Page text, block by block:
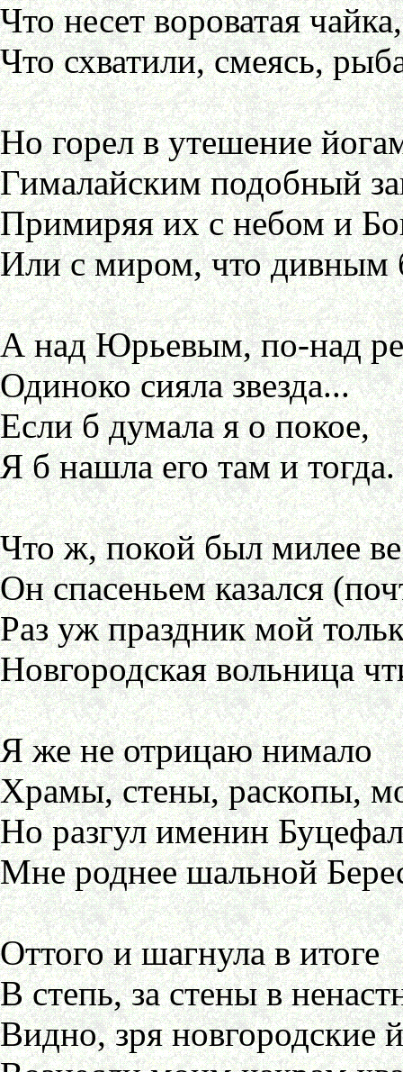
Что несет вороватая чайка,
Что схватили, смеясь,
Но горел в утешение
Гималайским подобный
Примиряя их с небом и
Или с миром, что дивным
А над Юрьевым, по-над
Одиноко сияла звезда...
Если б думала я о покое,
Я б нашла его там и тогда.
Что ж, покой был милее
Он спасеньем казался
Раз уж праздник мой
Новгородская вольница
Я же не отрицаю нимало
Храмы, стены, раскопы,
Но разгул именин
Мне роднее шальной
Оттого и шагнула в итоге
В степь, за стены в
Видно, зря новгородские